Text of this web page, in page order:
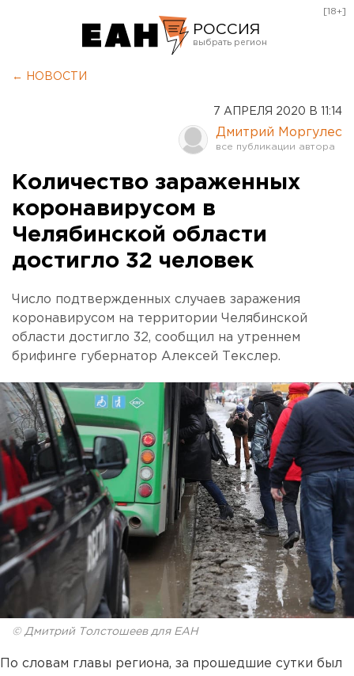
РОССИЯ
Оренбург
[18+]
← НОВОСТИ
7 АПРЕЛЯ 2020 В 11:14
Дмитрий Моргулес
Количество зараженных
коронавирусом в
Челябинской области
достигло 32 человек
Число подтвержденных случаев заражения
коронавирусом на территории Челябинской
области достигло 32, сообщил на утреннем
брифинге губернатор Алексей Текслер.
© Дмитрий Толстошеев для ЕАН
По словам главы региона, за прошедшие сутки был